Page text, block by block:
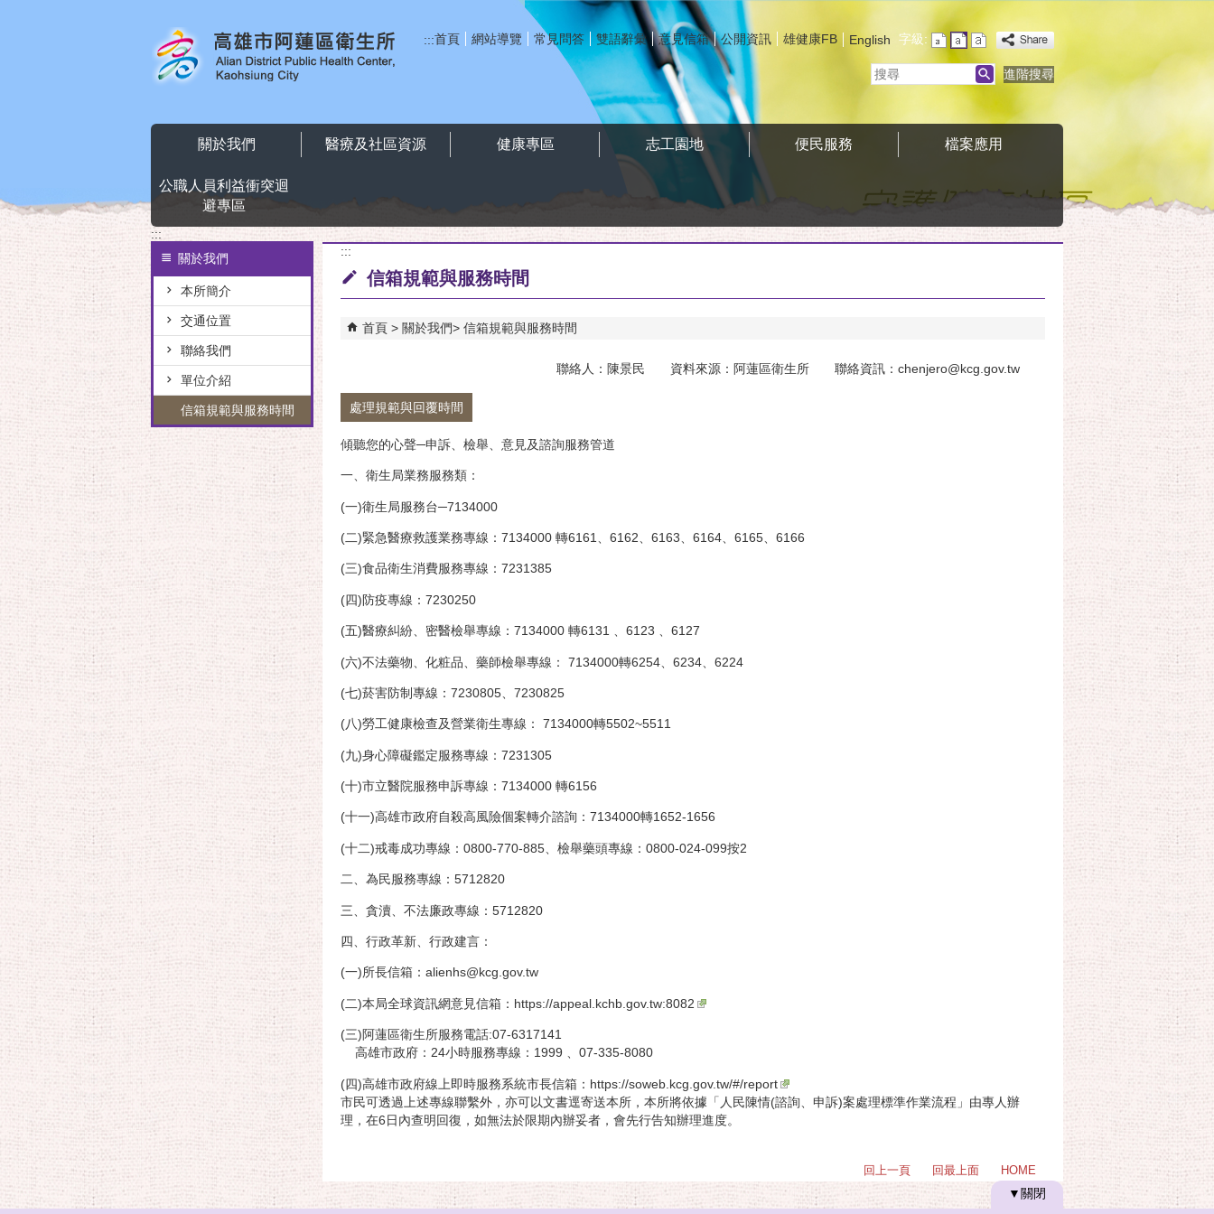
:::首頁 網站導覽 常見問答 雙語辭彙 意見信箱 公開資訊 雄健康FB English 字級:
搜
進階搜尋
關於我們 醫療及社區資源 健康專區 志工園地 便民服務 檔案應用
公職人員利益衝突迴
避專區
:::
關於我們
本所簡介
交通位置
聯絡我們
單位介紹
信箱規範與服務時間
:::
信箱規範與服務時間
首頁 關於我們 信箱規範與服務時間
聯絡人：陳景民 資料來源：阿蓮區衛生所 聯絡資訊：chenjero@kcg.gov.tw
處理規範與回覆時間
傾聽您的心聲─申訴、檢舉、意見及諮詢服務管道
一、衛生局業務服務類：
(一)衛生局服務台─7134000
(二)緊急醫療救護業務專線：7134000 轉6161、6162、6163、6164、6165、6166
(三)食品衛生消費服務專線：7231385
(四)防疫專線：7230250
(五)醫療糾紛、密醫檢舉專線：7134000 轉6131 、6123 、6127
(六)不法藥物、化粧品、藥師檢舉專線： 7134000轉6254、6234、6224
(七)菸害防制專線：7230805、7230825
(八)勞工健康檢查及營業衛生專線： 7134000轉5502~5511
(九)身心障礙鑑定服務專線：7231305
(十)市立醫院服務申訴專線：7134000 轉6156
(十一)高雄市政府自殺高風險個案轉介諮詢：7134000轉1652-1656
(十二)戒毒成功專線：0800-770-885、檢舉藥頭專線：0800-024-099按2
二、為民服務專線：5712820
三、貪瀆、不法廉政專線：5712820
四、行政革新、行政建言：
(一)所長信箱： alienhs@kcg.gov.tw
(二)本局全球資訊網意見信箱： https://appeal.kchb.gov.tw:8082
(三)阿蓮區衛生所服務電話:07-6317141
高雄市政府：24小時服務專線：1999 、07-335-8080
(四)高雄市政府線上即時服務系統市長信箱： https://soweb.kcg.gov.tw/#/report
市民可透過上述專線聯繫外，亦可以文書逕寄送本所，本所將依據「人民陳情(諮詢、申訴)案處理標準作業流程」由專人辦
理，在6日內查明回復，如無法於限期內辦妥者，會先行告知辦理進度。
回上一頁 回最上面 HOME
▼關閉